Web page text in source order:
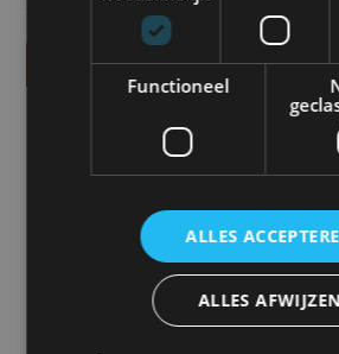
vermeld.
Vraag offerte aan
SPECIFICATIES
Product code
Functioneel
ALLES
ALLES AFWIJZEN